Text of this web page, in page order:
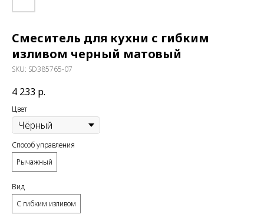
Смеситель для кухни с гибким
изливом черный матовый
SKU: SD385765-07
4 233 р.
Цвет
Способ управления
Рычажный
Вид
С гибким изливом